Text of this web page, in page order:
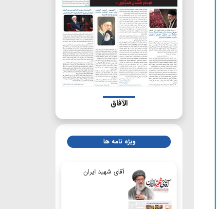
الآفاق
ویژه نامه ها
آقای شهید ایران